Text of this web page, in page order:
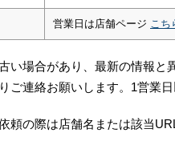
営業日は店舗ページ こち
い場合があり、最新の情報と
ご連絡お願いします。1営業
頼の際は店舗名または該当